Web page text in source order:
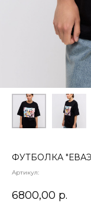
ФУТБОЛКА
Артикул:
6800,00 р.